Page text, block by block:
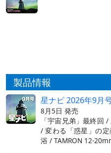
製品情報
星ナビ 2026年9月
8月5日 発売
「宇宙兄弟」最終回
/ 変わる「惑星」の
浴 / TAMRON 12-